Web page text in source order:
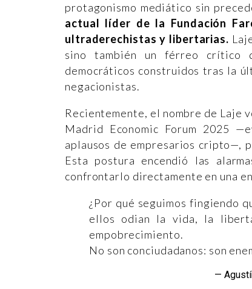
protagonismo mediático sin
actual líder de la Fundación
ultraderechistas y libertarias.
sino también un férreo crítico
democráticos construidos tras la
negacionistas.
Recientemente, el nombre de Laje
Madrid Economic Forum 2025
aplausos de empresarios cripto—,
Esta postura encendió las
confrontarlo directamente en una
¿Por qué seguimos fingiendo
ellos odian la vida, la
empobrecimiento.
No son conciudadanos: son
—